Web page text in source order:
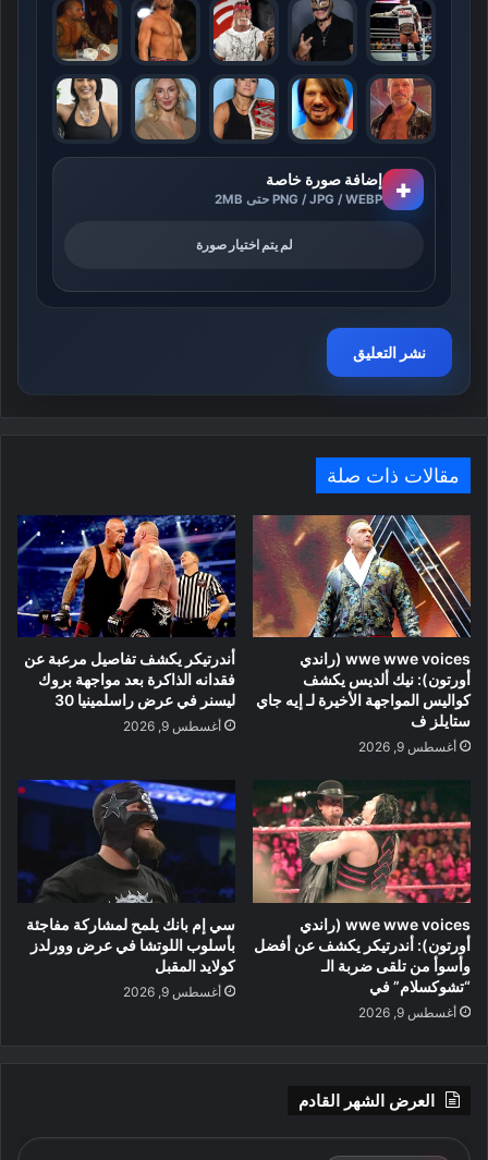
+ إضافة صورة خاصة
PNG / JPG / WEBP حتى 2MB
لم يتم اختيار صورة
مقالات ذات صلة
wwe wwe voices (راندي
أورتون): نيك ألديس يكشف
كواليس المواجهة الأخيرة لـ إيه جاي
ستايلز ف
أغسطس 9, 2026
أندرتيكر يكشف تفاصيل مرعبة عن
فقدانه الذاكرة بعد مواجهة بروك
ليسنر في عرض راسلمينيا 30
أغسطس 9, 2026
wwe wwe voices (راندي
أورتون): أندرتيكر يكشف عن أفضل
وأسوأ من تلقى ضربة الـ
“تشوكسلام” في
أغسطس 9, 2026
سي إم بانك يلمح لمشاركة مفاجئة
بأسلوب اللوتشا في عرض وورلدز
كولايد المقبل
أغسطس 9, 2026
العرض الشهر القادم